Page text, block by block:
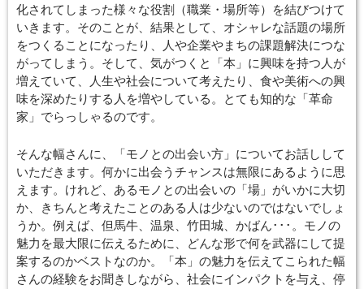
化されてしまった様々な役割（職業・場所等）を結びつけて
いきます。そのことが、結果として、オシャレな話題の場所
をつくることになったり、人や企業やまちの課題解決につな
がってしまう。そして、気がつくと「本」に興味を持つ人が
増えていて、人生や社会について考えたり、食や美術への興
味を深めたりする人を増やしている。とても知的な「革命
家」でらっしゃるのです。
そんな幅さんに、「モノとの出会い方」についてお話しして
いただきます。何かに出会うチャンスは無限にあるように思
えます。けれど、あるモノとの出会いの「場」がいかに大切
か、きちんと考えたことのある人は少ないのではないでしょ
うか。例えば、但馬牛、温泉、竹田城、かばん･･･。モノの
魅力を最大限に伝えるために、どんな形で何を武器にして提
案するのかベストなのか。「本」の魅力を伝えてこられた幅
さんの経験をお聞きしながら、社会にインパクトを与え、停